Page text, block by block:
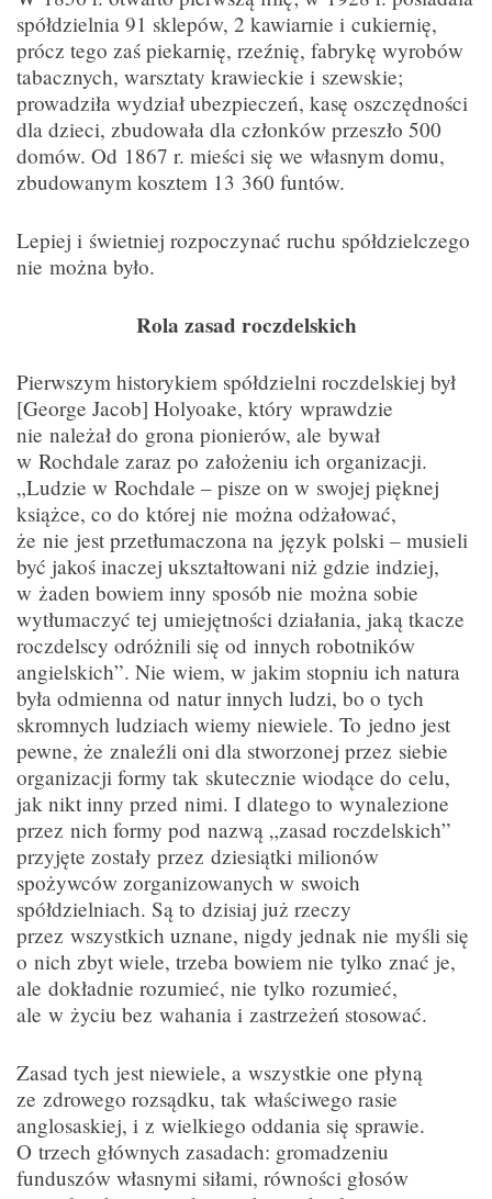
spółdzielnia 91 sklepów, 2 kawiarnie i cukiernię,
prócz tego zaś piekarnię, rzeźnię, fabrykę wyrobów
tabacznych, warsztaty krawieckie i szewskie;
prowadziła wydział ubezpieczeń, kasę oszczędności
dla dzieci, zbudowała dla członków przeszło 500
domów. Od 1867 r. mieści się we własnym domu,
zbudowanym kosztem 13 360 funtów.
Lepiej i świetniej rozpoczynać ruchu spółdzielczego
nie można było.
Rola zasad roczdelskich
Pierwszym historykiem spółdzielni roczdelskiej był
[George Jacob] Holyoake, który wprawdzie
nie należał do grona pionierów, ale bywał
w Rochdale zaraz po założeniu ich organizacji.
„Ludzie w Rochdale – pisze on w swojej pięknej
książce, co do której nie można odżałować,
że nie jest przetłumaczona na język polski – musieli
być jakoś inaczej ukształtowani niż gdzie indziej,
w żaden bowiem inny sposób nie można sobie
wytłumaczyć tej umiejętności działania, jaką tkacze
roczdelscy odróżnili się od innych robotników
angielskich”. Nie wiem, w jakim stopniu ich natura
była odmienna od natur innych ludzi, bo o tych
skromnych ludziach wiemy niewiele. To jedno jest
pewne, że znaleźli oni dla stworzonej przez siebie
organizacji formy tak skutecznie wiodące do celu,
jak nikt inny przed nimi. I dlatego to wynalezione
przez nich formy pod nazwą „zasad roczdelskich”
przyjęte zostały przez dziesiątki milionów
spożywców zorganizowanych w swoich
spółdzielniach. Są to dzisiaj już rzeczy
przez wszystkich uznane, nigdy jednak nie myśli się
o nich zbyt wiele, trzeba bowiem nie tylko znać je,
ale dokładnie rozumieć, nie tylko rozumieć,
ale w życiu bez wahania i zastrzeżeń stosować.
Zasad tych jest niewiele, a wszystkie one płyną
ze zdrowego rozsądku, tak właściwego rasie
anglosaskiej, i z wielkiego oddania się sprawie.
O trzech głównych zasadach: gromadzeniu
funduszów własnymi siłami, równości głosów